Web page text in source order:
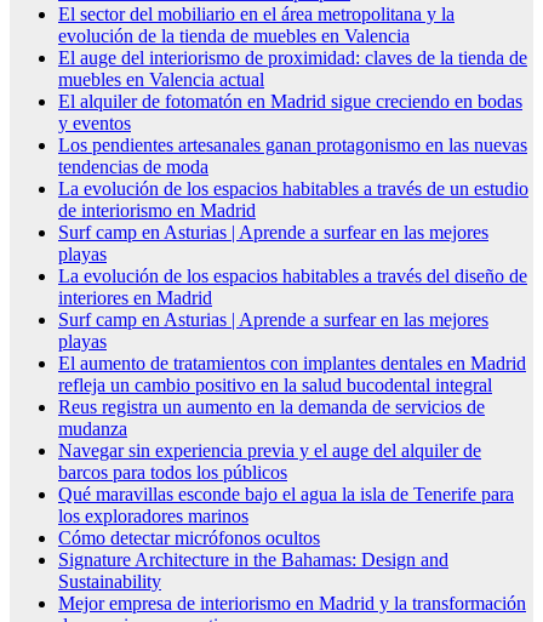
El sector del mobiliario en el área metropolitana y la
evolución de la tienda de muebles en Valencia
El auge del interiorismo de proximidad: claves de la tienda de
muebles en Valencia actual
El alquiler de fotomatón en Madrid sigue creciendo en bodas
y eventos
Los pendientes artesanales ganan protagonismo en las nuevas
tendencias de moda
La evolución de los espacios habitables a través de un estudio
de interiorismo en Madrid
Surf camp en Asturias | Aprende a surfear en las mejores
playas
La evolución de los espacios habitables a través del diseño de
interiores en Madrid
Surf camp en Asturias | Aprende a surfear en las mejores
playas
El aumento de tratamientos con implantes dentales en Madrid
refleja un cambio positivo en la salud bucodental integral
Reus registra un aumento en la demanda de servicios de
mudanza
Navegar sin experiencia previa y el auge del alquiler de
barcos para todos los públicos
Qué maravillas esconde bajo el agua la isla de Tenerife para
los exploradores marinos
Cómo detectar micrófonos ocultos
Signature Architecture in the Bahamas: Design and
Sustainability
Mejor empresa de interiorismo en Madrid y la transformación